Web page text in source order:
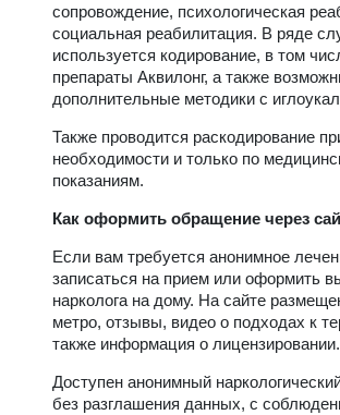
сопровождение, психологическая
социальная реабилитация. В ряде
используется кодирование, в том
препараты Аквилонг, а также
дополнительные методики с
Также проводится раскодирование
необходимости и только по
показаниям.
Как оформить обращение через
Если вам требуется анонимное
записаться на прием или оформить
нарколога на дому. На сайте
метро, отзывы, видео о подходах к
также информация о лицензировании.
Доступен анонимный
без разглашения данных, с